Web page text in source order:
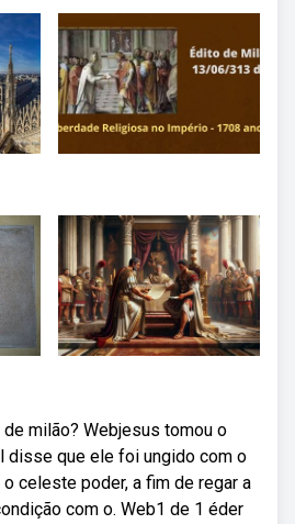
milão? Webjesus tomou o
disse que ele foi ungido com o
celeste poder, a fim de regar a
com o. Web1 de 1 éder